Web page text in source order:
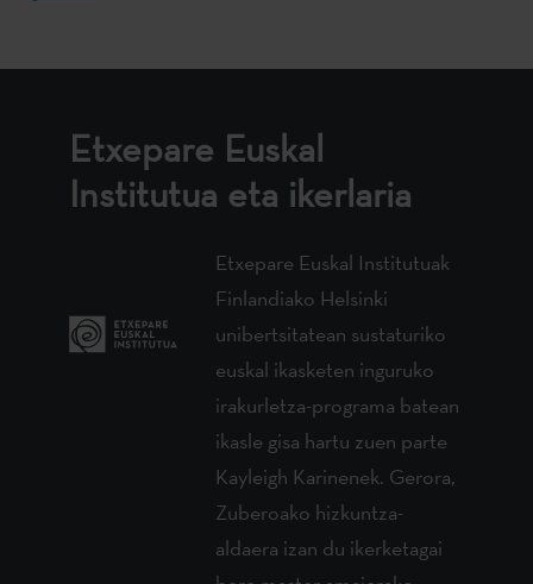
Etxepare Euskal
Institutua eta ikerlaria
Etxepare Euskal Institutuak
Finlandiako Helsinki
unibertsitatean sustaturiko
euskal ikasketen inguruko
irakurletza-programa batean
ikasle gisa hartu zuen parte
Kayleigh Karinenek. Gerora,
Zuberoako hizkuntza-
aldaera izan du ikerketagai